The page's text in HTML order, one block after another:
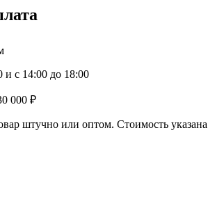
и с 14:00 до 18:00
000 ₽
штучно или оптом. Стоимость указана